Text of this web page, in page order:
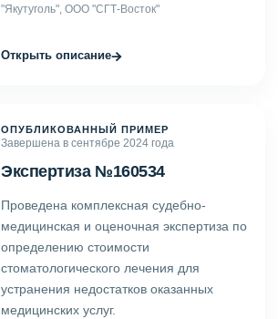
"Якутуголь", ООО "СГТ-Восток"
Открыть описание→
ОПУБЛИКОВАННЫЙ ПРИМЕР
Завершена в сентябре 2024 года
Экспертиза №160534
Проведена комплексная судебно-
медицинская и оценочная экспертиза по
определению стоимости
стоматологического лечения для
устранения недостатков оказанных
медицинских услуг.